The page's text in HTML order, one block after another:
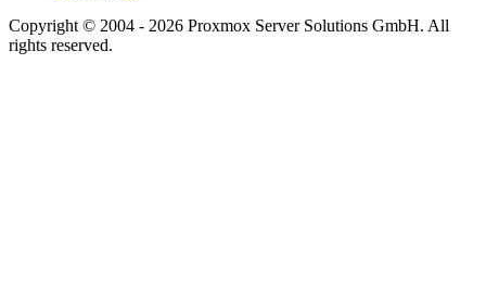
Copyright © 2004 - 2026 Proxmox Server Solutions GmbH. All
rights reserved.